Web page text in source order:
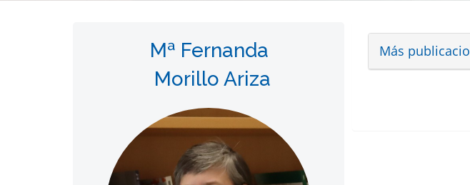
Mª Fernanda
Morillo Ariza
Más